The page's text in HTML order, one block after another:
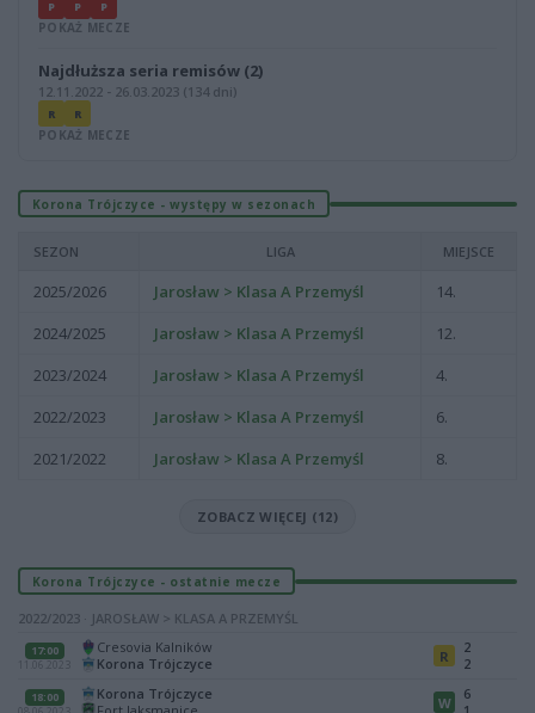
P P P
POKAŻ MECZE
Najdłuższa seria remisów (2)
12.11.2022 - 26.03.2023 (134 dni)
R R
POKAŻ MECZE
Korona Trójczyce - występy w sezonach
SEZON LIGA MIEJSCE
2025/2026 Jarosław > Klasa A Przemyśl
14.
2024/2025
Jarosław > Klasa A Przemyśl
12.
2023/2024
Jarosław > Klasa A Przemyśl
4.
2022/2023
Jarosław > Klasa A Przemyśl
6.
2021/2022
Jarosław > Klasa A Przemyśl 8.
ZOBACZ WIĘCEJ (12)
Korona Trójczyce - ostatnie mecze
2022/2023 · JAROSŁAW > KLASA A PRZEMYŚL
17:00
11.06.2023
Cresovia Kalników
Korona Trójczyce
R
2
2
18:00
Korona Trójczyce
W
6